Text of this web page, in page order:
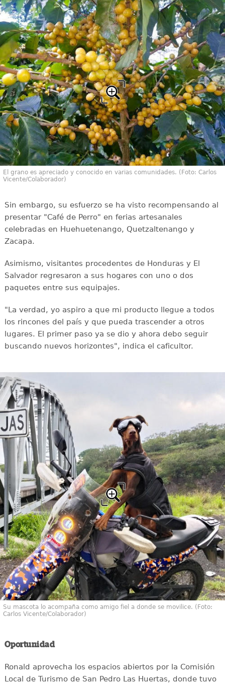
El grano es apreciado y conocido en varias comunidades. (Foto: Carlos
Vicente/Colaborador)
Sin embargo, su esfuerzo se ha visto recompensando al
presentar "Café de Perro" en ferias artesanales
celebradas en Huehuetenango, Quetzaltenango y
Zacapa.
Asimismo, visitantes procedentes de Honduras y El
Salvador regresaron a sus hogares con uno o dos
paquetes entre sus equipajes.
"La verdad, yo aspiro a que mi producto llegue a todos
los rincones del país y que pueda trascender a otros
lugares. El primer paso ya se dio y ahora debo seguir
buscando nuevos horizontes", indica el caficultor.
Su mascota lo acompaña como amigo fiel a donde se movilice. (Foto:
Carlos Vicente/Colaborador)
Oportunidad
Ronald aprovecha los espacios abiertos por la Comisión
Local de Turismo de San Pedro Las Huertas, donde tuvo